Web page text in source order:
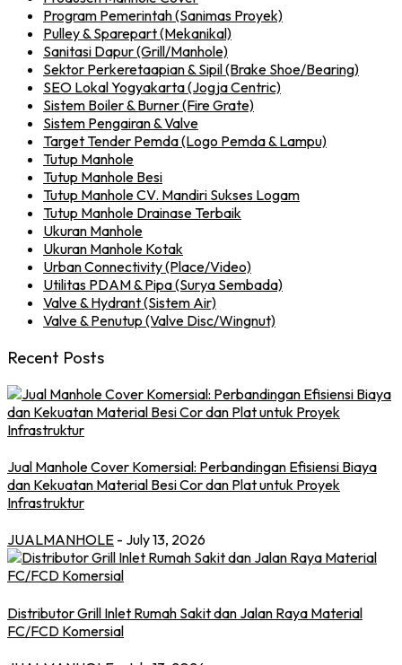
Program Pemerintah (Sanimas Proyek)
Pulley & Sparepart (Mekanikal)
Sanitasi Dapur (Grill/Manhole)
Sektor Perkeretaapian & Sipil (Brake Shoe/Bearing)
SEO Lokal Yogyakarta (Jogja Centric)
Sistem Boiler & Burner (Fire Grate)
Sistem Pengairan & Valve
Target Tender Pemda (Logo Pemda & Lampu)
Tutup Manhole
Tutup Manhole Besi
Tutup Manhole CV. Mandiri Sukses Logam
Tutup Manhole Drainase Terbaik
Ukuran Manhole
Ukuran Manhole Kotak
Urban Connectivity (Place/Video)
Utilitas PDAM & Pipa (Surya Sembada)
Valve & Hydrant (Sistem Air)
Valve & Penutup (Valve Disc/Wingnut)
Recent Posts
Jual Manhole Cover Komersial: Perbandingan Efisiensi Biaya
dan Kekuatan Material Besi Cor dan Plat untuk Proyek
Infrastruktur
JUALMANHOLE - July 13, 2026
Distributor Grill Inlet Rumah Sakit dan Jalan Raya Material
FC/FCD Komersial